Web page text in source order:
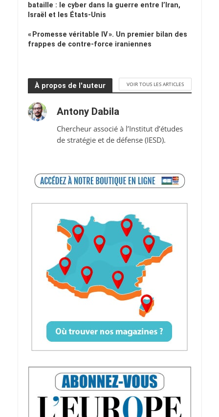
bataille : le cyber dans la guerre entre l’Iran,
Israël et les États-Unis
« Promesse véritable IV ». Un premier bilan des
frappes de contre-force iraniennes
À propos de l'auteur VOIR TOUS LES ARTICLES
Antony Dabila
Chercheur associé à l’Institut d’études
de stratégie et de défense (IESD).